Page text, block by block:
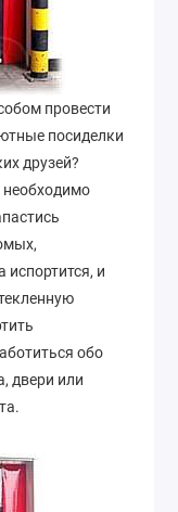
провести
посиделки
друзей?
необходимо
испортится, и
обо
двери или